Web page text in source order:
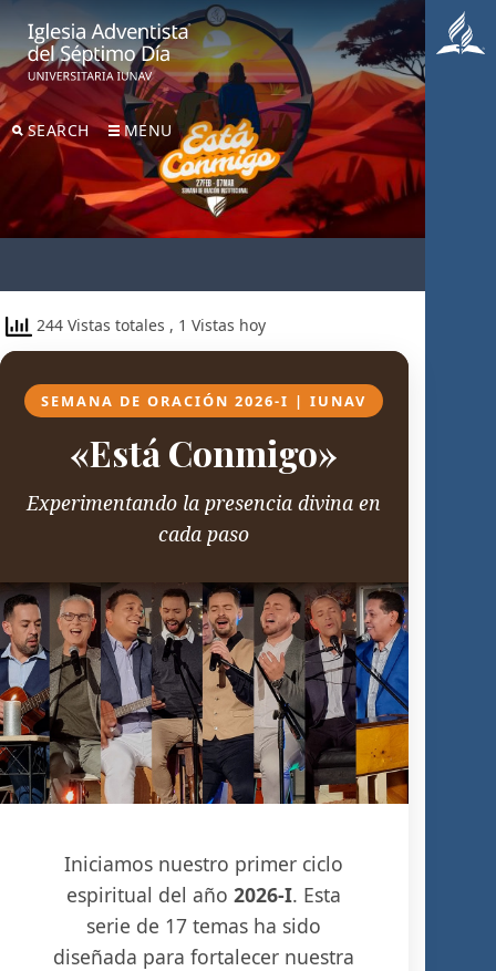
SEARCH MENU
244 Vistas totales , 1 Vistas hoy
SEMANA DE ORACIÓN 2026-I | IUNAV
«Está Conmigo»
Experimentando la presencia divina en
cada paso
Iniciamos nuestro primer ciclo
espiritual del año2026-I. Esta
serie de 17 temas ha sido
diseñada para fortalecer nuestra